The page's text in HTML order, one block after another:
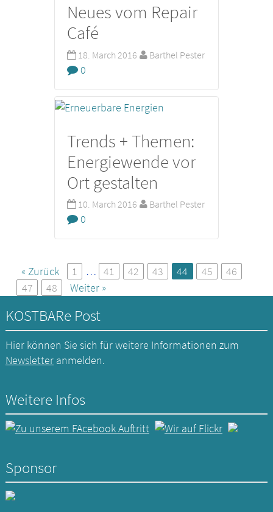
Neues vom Repair
Café
18. March 2016 Barthel Pester
0
Trends + Themen:
Energiewende vor
Ort gestalten
10. March 2016 Barthel Pester
0
« Zurück 1 … 41 42 43 44 45
46
47
48 Weiter »
KOSTBARe Post
Hier können Sie sich für weitere Informationen zum
Newsletteranmelden.
Weitere Infos
Sponsor